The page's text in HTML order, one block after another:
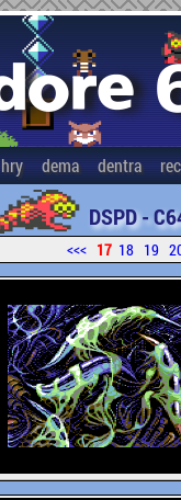
hry dema dentra
DSPD -
<<< 17 18 19